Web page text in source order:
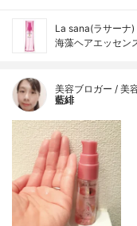
La sana(ラサーナ)
海藻ヘアエッセン
美容ブロガー / 美
藍緋